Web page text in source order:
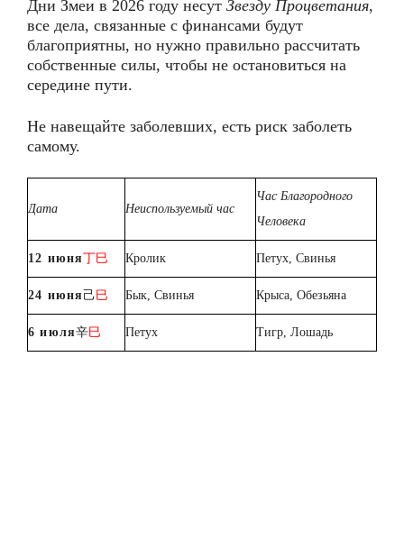
Дни Змеи в 2026 году несут Звезду Процветания,
все дела, связанные с финансами будут
благоприятны, но нужно правильно рассчитать
собственные силы, чтобы не остановиться на
середине пути.
Не навещайте заболевших, есть риск заболеть
самому.
Дата Неиспользуемый час
Час Благородного
Человека
12 июня丁巳 Кролик Петух, Свинья
24 июня 己 巳 Бык, Свинья Крыса, Обезьяна
6 июля辛巳 Петух Тигр, Лошадь